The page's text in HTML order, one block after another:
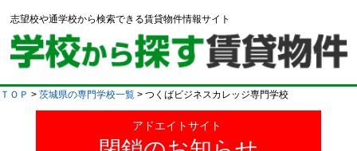
志望校や通学校から検索できる賃貸物件情報サイト
ＴＯＰ > 茨城県の専門学校一覧 > つくばビジネスカレッジ専門学校
アドエイトサイト